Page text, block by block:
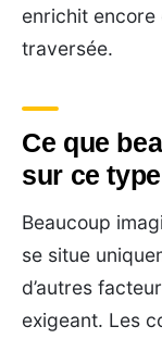
enrichit
traversée.
Ce que
sur ce
Beaucoup
se situe
d’autres
exigeant. Les